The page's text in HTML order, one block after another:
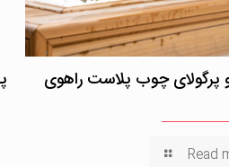
و پرگولای چوب پلاست راهوی
Read